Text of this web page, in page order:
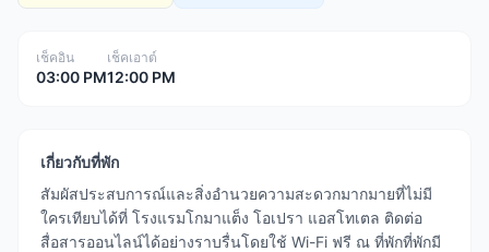
เช็คอิน
03:00 PM
เช็คเอาต์
12:00 PM
เกี่ยวกับที่พัก
สัมผัสประสบการณ์และสิ่งอำนวยความสะดวกมากมายที่ไม่มี
ใครเทียบได้ที่ โรงแรมโกมาแต็ง โอเปรา แอสโทเตล ติดต่อ
สื่อสารออนไลน์ได้อย่างราบรื่นโดยใช้ Wi-Fi ฟรี ณ ที่พักที่พักมี